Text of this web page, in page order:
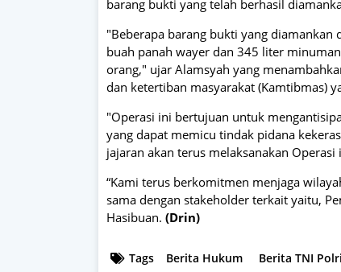
barang bukti yang telah berhasil
"Beberapa barang bukti yang diamankan
buah panah wayer dan 345 liter
orang," ujar Alamsyah yang
dan ketertiban masyarakat (Kamtibmas)
"Operasi ini bertujuan untuk
yang dapat memicu tindak pidana
jajaran akan terus melaksanakan
“Kami terus berkomitmen menjaga
sama dengan stakeholder terkait yaitu,
Hasibuan. (Drin)
Tags Berita Hukum Berita TNI Polri